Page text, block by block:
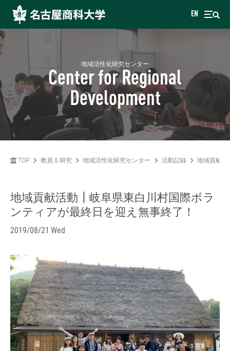
EN
地域活性化研究センター
Center for Regional
Development
TOP 教員 & 研究 地域活性化研究センター 活動記録 地域貢献
地域貢献活動┃岐阜県東白川村国際ボラ
ンティアが最終日を迎え無事終了！
2019/08/21 Wed